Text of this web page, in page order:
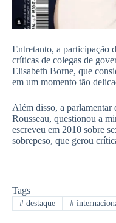
Entretanto, a participação
críticas de colegas de
Elisabeth Borne, que
em um momento tão
Além disso, a parlamentar
Rousseau, questionou a
escreveu em 2010 sobre
sobrepeso, que gerou
Tags
#destaque #